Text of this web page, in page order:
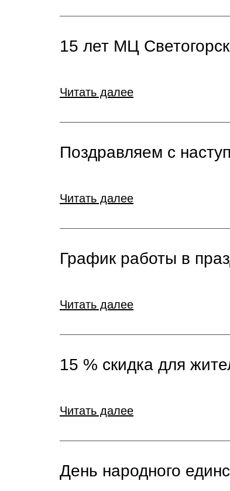
15 лет МЦ Светогорск
Читать далее
Поздравляем с
Читать далее
График работы в
Читать далее
15 % скидка для
Читать далее
День народного